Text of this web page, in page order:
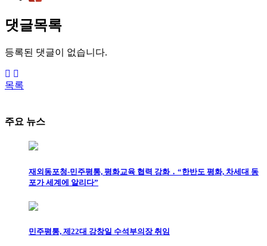
댓글목록
등록된 댓글이 없습니다.
목록
주요 뉴스
재외동포청-민주평통, 평화교육 협력 강화 ․ “한반도 평화, 차세대 동
포가 세계에 알리다”
민주평통, 제22대 강창일 수석부의장 취임